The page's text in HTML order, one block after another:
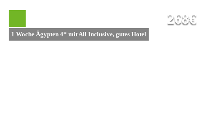
1 Woche Ägypten 4* mit All Inclusive, gutes Hotel
268€